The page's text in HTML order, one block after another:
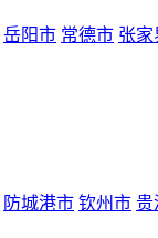
岳阳市 常德市 张家
防城港市 钦州市 贵